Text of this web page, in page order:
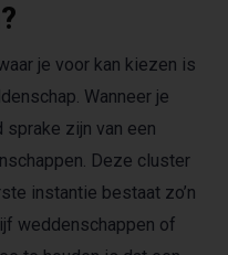
je voor kan kiezen is
Wanneer je
zijn van een
Deze cluster
instantie bestaat zo’n
weddenschappen of